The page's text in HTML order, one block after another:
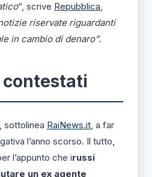
“, scrive Repubblica,
riservate riguardanti
in cambio di denaro”.
contestati
, sottolinea RaiNews.it, a far
l’anno scorso. Il tutto,
l’appunto che irussi
un ex agente